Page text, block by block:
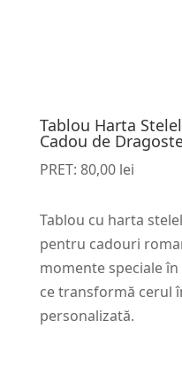
Tablou Harta
Cadou de
PRET: 80,00 lei
Tablou cu harta
pentru cadouri
momente speciale
ce transformă cerul
personalizată.